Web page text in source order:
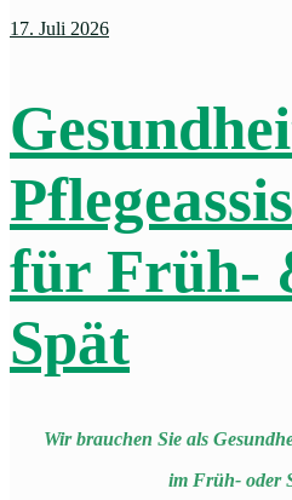
17. Juli 2026
für Früh-
Spät
Wir brauchen Sie als
im Früh- oder